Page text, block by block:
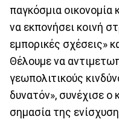
παγκόσμια οικονομία
να εκπονήσει κοινή
εμπορικές σχέσεις»
Θέλουμε να
γεωπολιτικούς
δυνατόν», συνέχισε ο
σημασία της